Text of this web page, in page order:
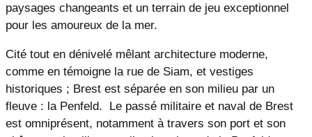
paysages changeants et un terrain de jeu exceptionnel
pour les amoureux de la mer.
Cité tout en dénivelé mêlant architecture moderne,
comme en témoigne la rue de Siam, et vestiges
historiques ; Brest est séparée en son milieu par un
fleuve : la Penfeld. Le passé militaire et naval de Brest
est omniprésent, notamment à travers son port et son